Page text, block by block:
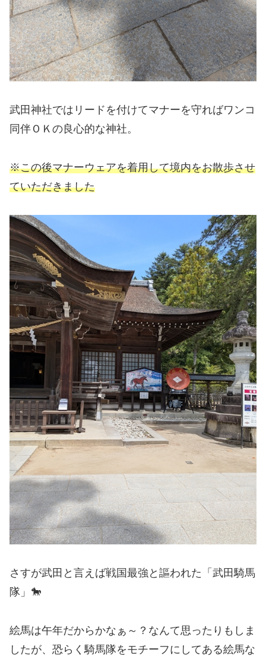
武田神社ではリードを付けてマナーを守ればワンコ
同伴ＯＫの良心的な神社。
※この後マナーウェアを着用して境内をお散歩させ
ていただきました
さすが武田と言えば戦国最強と謳われた「武田騎馬
隊」🐎
絵馬は午年だからかなぁ～？なんて思ったりもしま
したが、恐らく騎馬隊をモチーフにしてある絵馬な